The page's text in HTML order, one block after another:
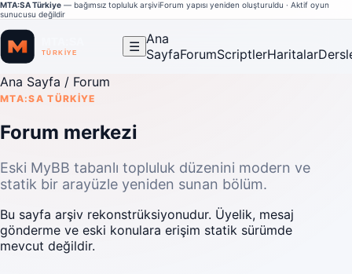
MTA:SA Türkiye — bağımsız topluluk arşiviForum yapısı yeniden oluşturuldu · Aktif oyun
sunucusu değildir
☰ Ana
SayfaForumScriptlerHaritalar
Ana Sayfa / Forum
MTA:SA TÜRKIYE
Forum merkezi
Eski MyBB tabanlı topluluk düzenini modern ve
statik bir arayüzle yeniden sunan bölüm.
Bu sayfa arşiv rekonstrüksiyonudur. Üyelik, mesaj
gönderme ve eski konulara erişim statik sürümde
mevcut değildir.